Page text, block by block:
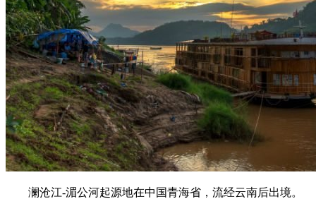
澜沧江-湄公河起源地在中国青海省，流经云南后出境。